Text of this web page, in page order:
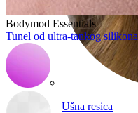
Ušna resica
Bodymod Essentials
Tunel od ultra-tankog silikona